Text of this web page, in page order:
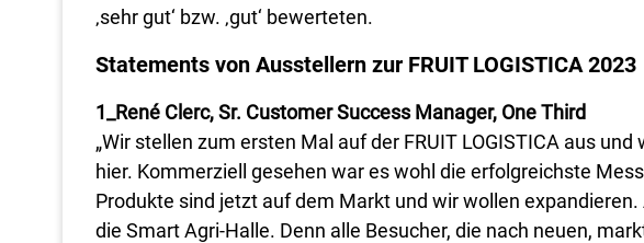
‚sehr gut‘ bzw. ‚gut‘ bewerteten.
Statements von Ausstellern zur FRUIT LOGISTICA 2023
1_René Clerc, Sr. Customer Success Manager, One Third
„Wir stellen zum ersten Mal auf der FRUIT LOGISTICA aus
hier. Kommerziell gesehen war es wohl die erfolgreichste
Produkte sind jetzt auf dem Markt und wir wollen
die Smart Agri-Halle. Denn alle Besucher, die nach neuen,